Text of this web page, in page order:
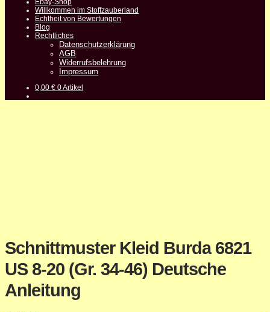
Ebay-Shop
Willkommen im Stoffzauberland
Echtheit von Bewertungen
Blog
Rechtliches
Datenschutzerklärung
AGB
Widerrufsbelehrung
Impressum
0,00€ 0 Artikel
Schnittmuster Kleid Burda 6821
US 8-20 (Gr. 34-46) Deutsche
Anleitung